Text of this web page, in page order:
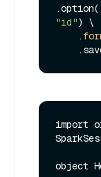
.option(
"id") \
    .
import
object